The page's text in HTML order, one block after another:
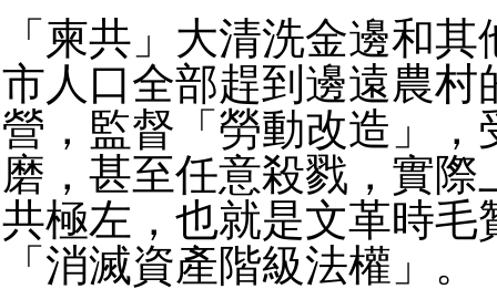
「柬共」大清洗金邊和
市人口全部趕到邊遠農村
營，監督「勞動改造」，
磨，甚至任意殺戮，實際
共極左，也就是文革時毛
「消滅資產階級法權」。